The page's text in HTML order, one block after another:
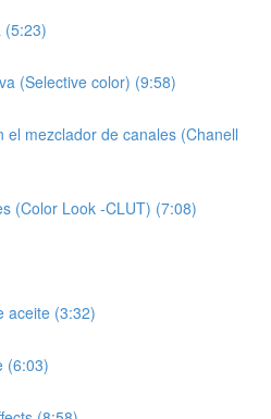
(5:23)
(Selective color) (9:58)
el mezclador de canales (Chanell
(Color Look -CLUT) (7:08)
aceite (3:32)
(6:03)